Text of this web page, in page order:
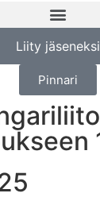
Liity jäseneksi
Pinnari